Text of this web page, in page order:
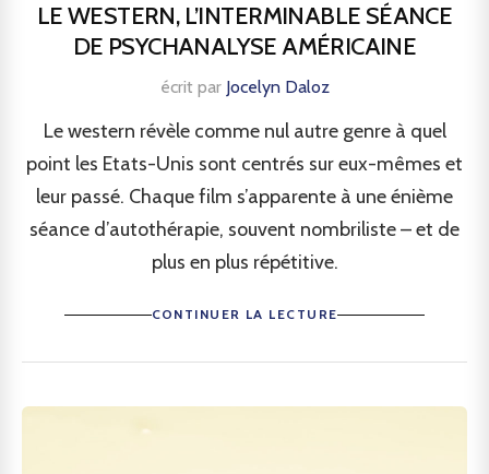
LE WESTERN, L’INTERMINABLE SÉANCE
DE PSYCHANALYSE AMÉRICAINE
écrit par Jocelyn Daloz
Le western révèle comme nul autre genre à quel
point les Etats-Unis sont centrés sur eux-mêmes et
leur passé. Chaque film s’apparente à une énième
séance d’autothérapie, souvent nombriliste – et de
plus en plus répétitive.
CONTINUER LA LECTURE